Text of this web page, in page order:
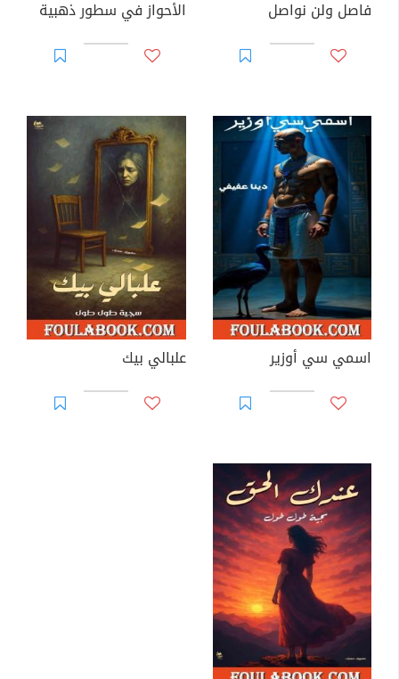
فاصل ولن نواصل الأحواز في سطور ذهبية
اسمي سي أوزير علبالي بيك